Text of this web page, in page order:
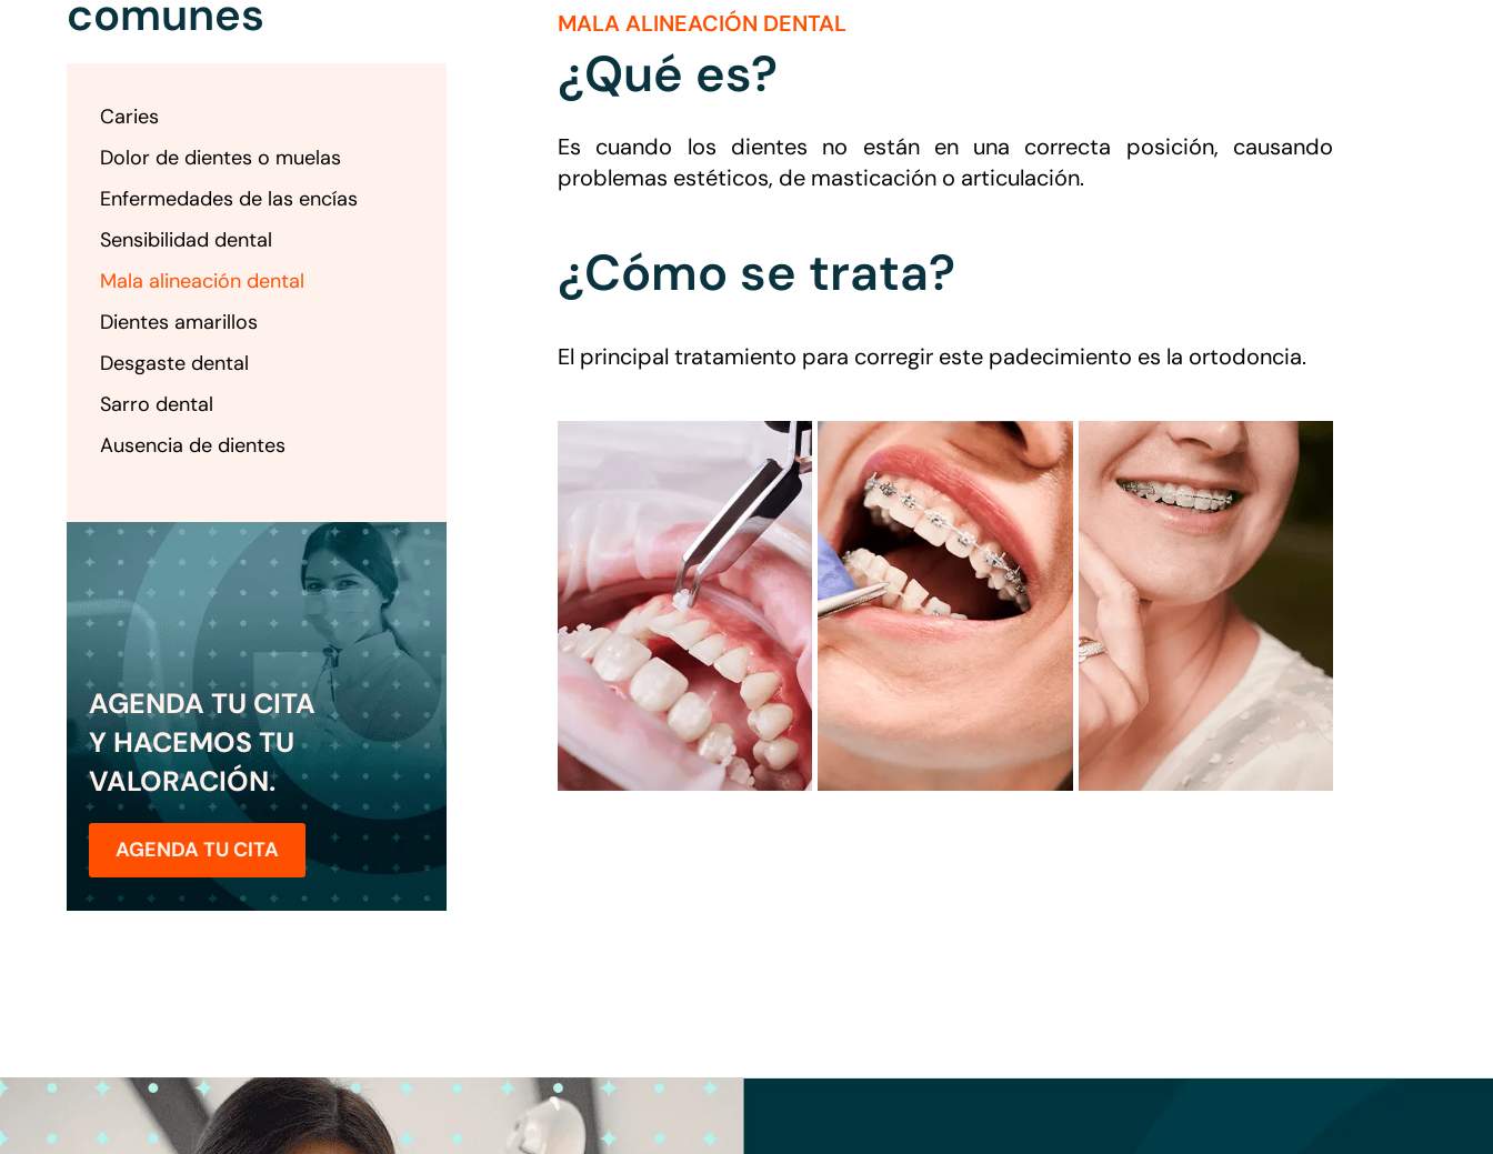
comunes
Caries
Dolor de dientes o muelas
Enfermedades de las encías
Sensibilidad dental
Mala alineación dental
Dientes amarillos
Desgaste dental
Sarro dental
Ausencia de dientes
AGENDA TU CITA
Y HACEMOS TU
VALORACIÓN.
AGENDA TU CITA
MALA ALINEACIÓN DENTAL
¿Qué es?
Es cuando los dientes no están en una correcta posición, causando
problemas estéticos, de masticación o articulación.
¿Cómo se trata?
El principal tratamiento para corregir este padecimiento es la ortodoncia.